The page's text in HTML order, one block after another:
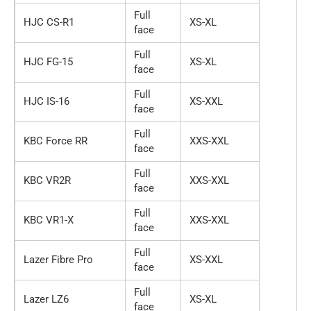
HJC CS-R1
Full
face
XS-XL
HJC FG-15
Full
face
XS-XL
HJC IS-16
Full
face
XS-XXL
KBC Force RR
Full
face
XXS-XXL
KBC VR2R
Full
face
XXS-XXL
KBC VR1-X
Full
face
XXS-XXL
Lazer Fibre Pro
Full
face
XS-XXL
Lazer LZ6
Full
face
XS-XL